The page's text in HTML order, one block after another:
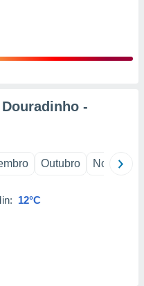
-
Outubro Novembro
12°C